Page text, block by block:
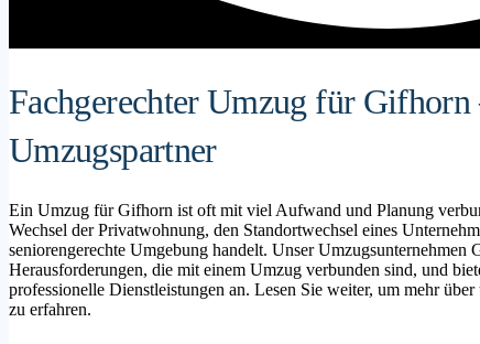
Fachgerechter Umzug für
Umzugspartner
Ein Umzug für Gifhorn ist oft mit viel Aufwand und Planung
Wechsel der Privatwohnung, den Standortwechsel eines
seniorengerechte Umgebung handelt. Unser Umzugsunternehmen
Herausforderungen, die mit einem Umzug verbunden sind, und
professionelle Dienstleistungen an. Lesen Sie weiter, um mehr
zu erfahren.